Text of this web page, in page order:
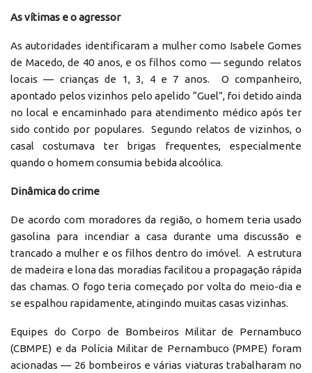
As vítimas e o agressor
As autoridades identificaram a mulher como Isabele Gomes
de Macedo, de 40 anos, e os filhos como — segundo relatos
locais — crianças de 1, 3, 4 e 7 anos. O companheiro,
apontado pelos vizinhos pelo apelido “Guel”, foi detido ainda
no local e encaminhado para atendimento médico após ter
sido contido por populares. Segundo relatos de vizinhos, o
casal costumava ter brigas frequentes, especialmente
quando o homem consumia bebida alcoólica.
Dinâmica do crime
De acordo com moradores da região, o homem teria usado
gasolina para incendiar a casa durante uma discussão e
trancado a mulher e os filhos dentro do imóvel. A estrutura
de madeira e lona das moradias facilitou a propagação rápida
das chamas. O fogo teria começado por volta do meio-dia e
se espalhou rapidamente, atingindo muitas casas vizinhas.
Equipes do Corpo de Bombeiros Militar de Pernambuco
(CBMPE) e da Polícia Militar de Pernambuco (PMPE) foram
acionadas — 26 bombeiros e várias viaturas trabalharam no